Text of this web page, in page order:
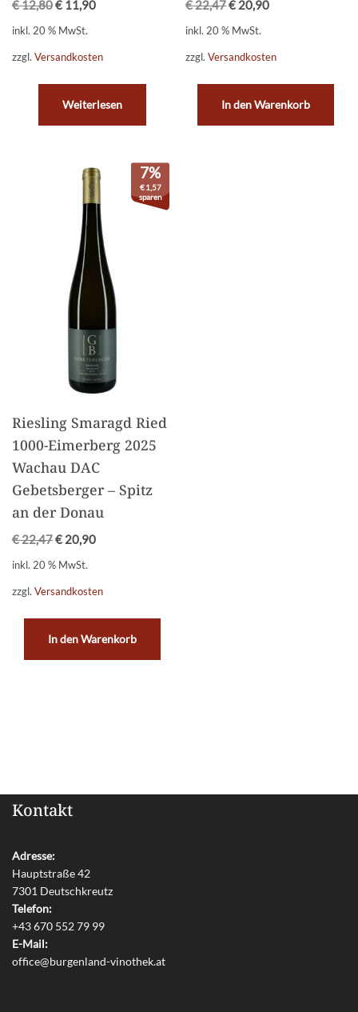
€12,80€ 11,90
inkl. 20 % MwSt.
zzgl. Versandkosten
Weiterlesen
€22,47€ 20,90
inkl. 20 % MwSt.
zzgl.Versandkosten
In den Warenkorb
7%
€1,57
sparen
Riesling Smaragd Ried
1000-Eimerberg 2025
Wachau DAC
Gebetsberger – Spitz
an der Donau
€22,47€ 20,90
inkl. 20 % MwSt.
zzgl. Versandkosten
In den Warenkorb
Kontakt
Adresse:
Hauptstraße 42
7301 Deutschkreutz
Telefon:
+43 670 552 79 99
E-Mail:
office@burgenland-vinothek.at